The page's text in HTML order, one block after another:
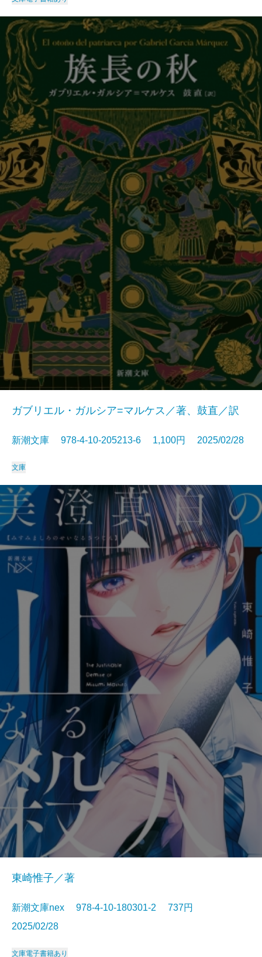
ガブリエル・ガルシア=マルケス／著、鼓直／訳
新潮文庫 978-4-10-205213-6 1,100円 2025/02/28
文庫
東崎惟子／著
新潮文庫nex 978-4-10-180301-2 737円
2025/02/28
文庫電子書籍あり